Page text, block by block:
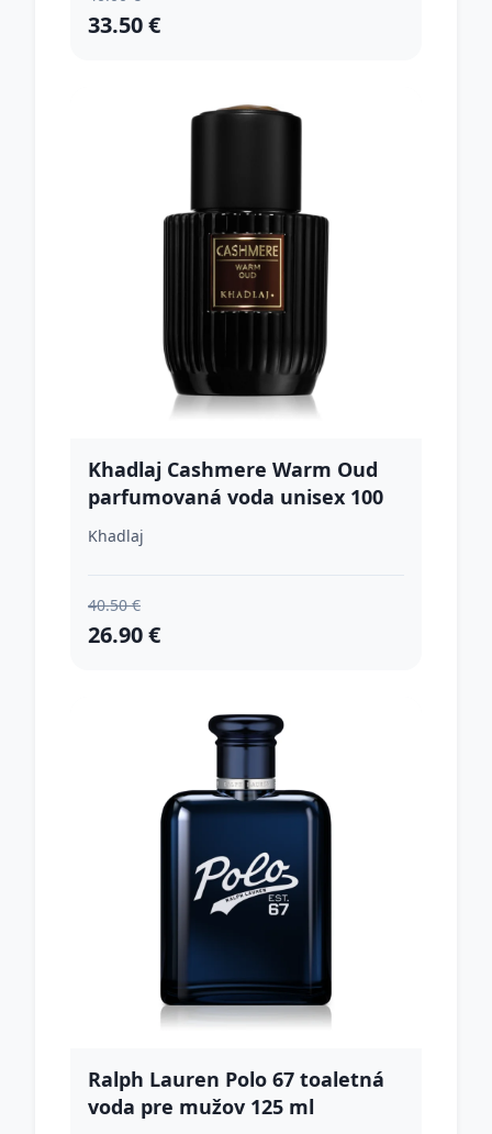
33.50 €
Khadlaj Cashmere Warm Oud
parfumovaná voda unisex 100
ml
Khadlaj
40.50 €
26.90 €
Ralph Lauren Polo 67 toaletná
voda pre mužov 125 ml